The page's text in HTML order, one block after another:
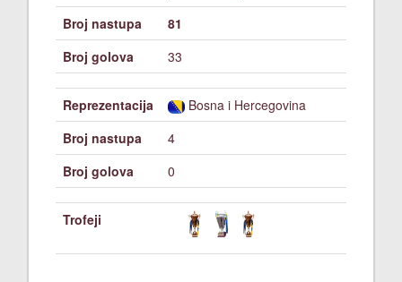
Broj nastupa
81
Broj golova
33
Reprezentacija
Bosna i Hercegovina
Broj nastupa
4
Broj golova
0
Trofeji